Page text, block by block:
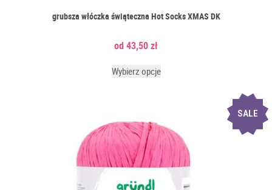
grubsza włóczka świąteczna Hot Socks XMAS DK
43,50zł
Wybierz opcje
SALE